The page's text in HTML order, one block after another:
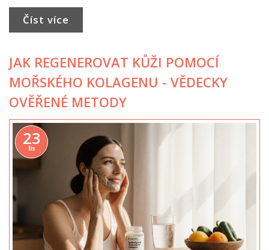
Číst více
JAK REGENEROVAT KŮŽI POMOCÍ
MOŘSKÉHO KOLAGENU - VĚDECKY
OVĚŘENÉ METODY
23
lis